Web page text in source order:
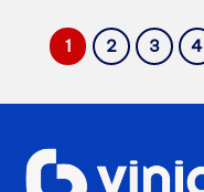
1 2 3 4